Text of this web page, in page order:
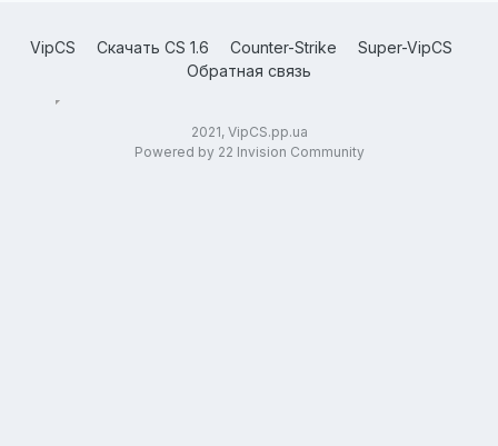
VipCS Скачать CS 1.6 Counter-Strike
Super-VipCS
Обратная связь
2021, VipCS.pp.ua
Powered by 22 Invision Community